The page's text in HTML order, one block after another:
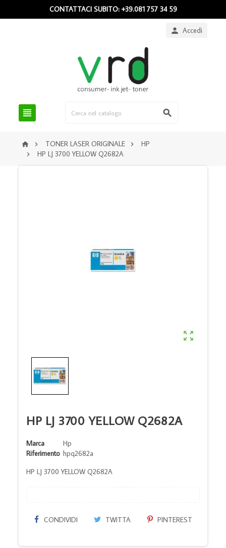
CONTATTACI SUBITO: +39.081 757 34 59
 Accedi
 
  TONER LASER ORIGINALE  HP
 HP LJ 3700 YELLOW Q2682A

HP LJ 3700 YELLOW Q2682A
Marca
Hp
Riferimento hpq2682a
HP LJ 3700 YELLOW Q2682A
CONDIVIDI TWITTA PINTEREST